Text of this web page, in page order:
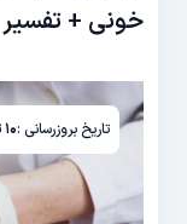
خونی + تفسیر
تاریخ بروزرسانی :۱۰ تیر